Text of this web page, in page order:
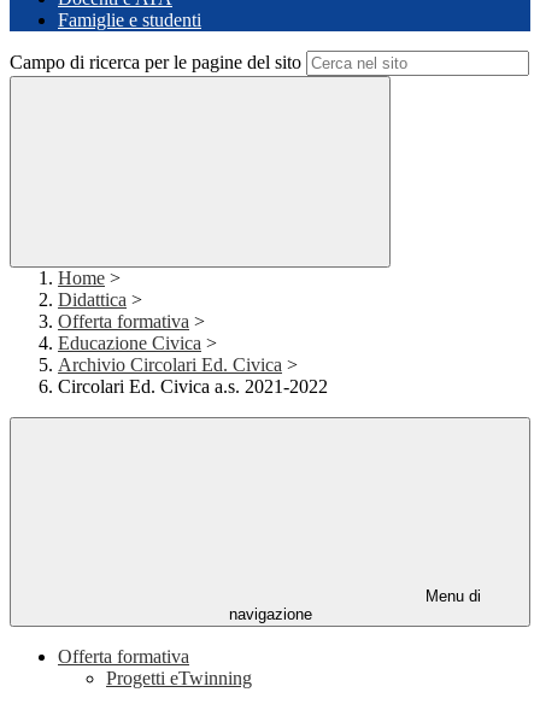
Famiglie e studenti
Campo di ricerca per le pagine del sito
Home >
Didattica >
Offerta formativa >
Educazione Civica >
Archivio Circolari Ed. Civica >
Circolari Ed. Civica a.s. 2021-2022
Menu di
navigazione
Offerta formativa
Progetti eTwinning